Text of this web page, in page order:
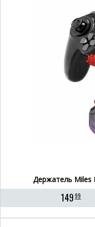
Держатель Miles
14999